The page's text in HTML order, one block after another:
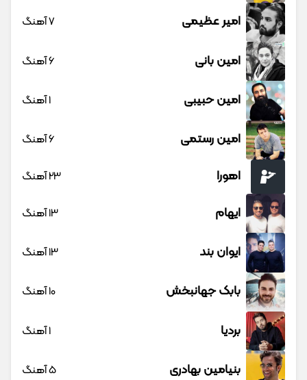
امیر عظیمی 7 آهنگ
امین بانی 6 آهنگ
امین حبیبی 1 آهنگ
امین رستمی 6 آهنگ
اهورا 23 آهنگ
ایهام 13 آهنگ
ایوان بند 13 آهنگ
بابک جهانبخش 10 آهنگ
بردیا 1 آهنگ
بنیامین بهادری 5 آهنگ